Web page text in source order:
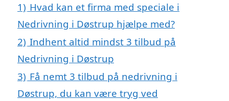
1) Hvad kan et firma med speciale i
Nedrivning i Døstrup hjælpe med?
2) Indhent altid mindst 3 tilbud på
Nedrivning i Døstrup
3) Få nemt 3 tilbud på nedrivning i
Døstrup, du kan være tryg ved